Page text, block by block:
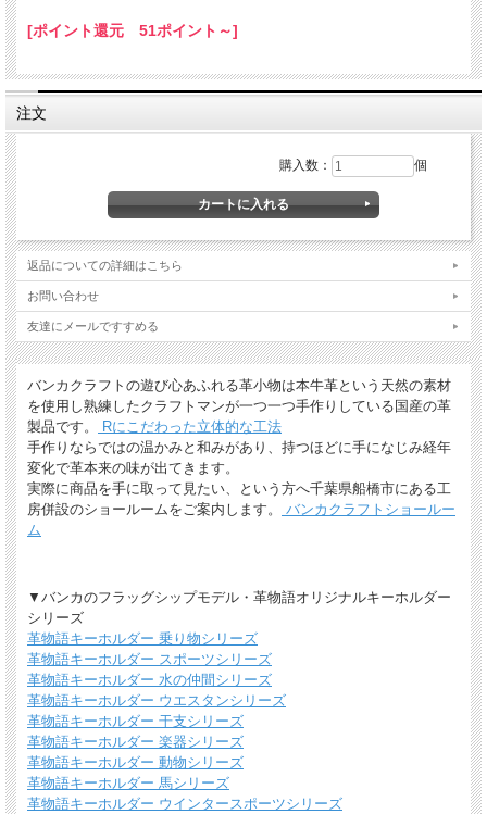
[ポイント還元 51ポイント～]
注文
購入数： 個
返品についての詳細はこちら
お問い合わせ
友達にメールですすめる
バンカクラフトの遊び心あふれる革小物は本牛革という天然の素材
を使用し熟練したクラフトマンが一つ一つ手作りしている国産の革
製品です。
Rにこだわった立体的な工法
手作りならではの温かみと和みがあり、持つほどに手になじみ経年
変化で革本来の味が出てきます。
実際に商品を手に取って見たい、という方へ千葉県船橋市にある工
房併設のショールームをご案内します。
バンカクラフトショールー
ム
▼バンカのフラッグシップモデル・革物語オリジナルキーホルダー
シリーズ
革物語キーホルダー 乗り物シリーズ
革物語キーホルダー スポーツシリーズ
革物語キーホルダー 水の仲間シリーズ
革物語キーホルダー ウエスタンシリーズ
革物語キーホルダー 干支シリーズ
革物語キーホルダー 楽器シリーズ
革物語キーホルダー 動物シリーズ
革物語キーホルダー 馬シリーズ
革物語キーホルダー ウインタースポーツシリーズ